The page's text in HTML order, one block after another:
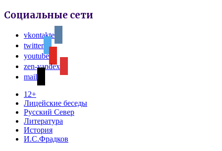
Социальные сети
vkontakte
twitter
youtube
zen-yandex
mail
12+
Лицейские беседы
Русский Север
Литература
История
И.С.Фрадков